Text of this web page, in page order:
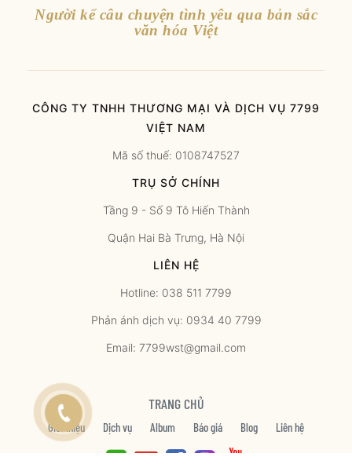
Người kể câu chuyện tình yêu qua bản sắc
văn hóa Việt
CÔNG TY TNHH THƯƠNG MẠI VÀ DỊCH VỤ 7799
VIỆT NAM
Mã số thuế: 0108747527
TRỤ SỞ CHÍNH
Tầng 9 - Số 9 Tô Hiến Thành
Quận Hai Bà Trưng, Hà Nội
LIÊN HỆ
Hotline: 038 511 7799
Phản ánh dịch vụ: 0934 40 7799
Email: 7799wst@gmail.com
TRANG CHỦ
Giới thiệu Dịch vụ Album Báo giá Blog Liên hệ